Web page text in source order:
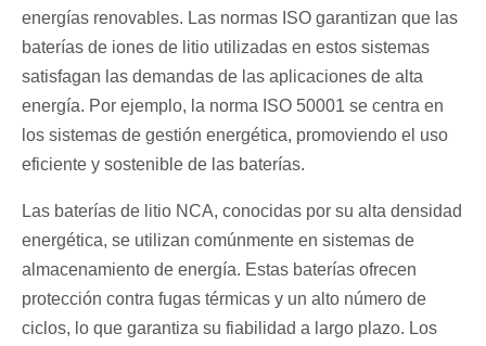
energías renovables. Las normas ISO garantizan que las
baterías de iones de litio utilizadas en estos sistemas
satisfagan las demandas de las aplicaciones de alta
energía. Por ejemplo, la norma ISO 50001 se centra en
los sistemas de gestión energética, promoviendo el uso
eficiente y sostenible de las baterías.
Las baterías de litio NCA, conocidas por su alta densidad
energética, se utilizan comúnmente en sistemas de
almacenamiento de energía. Estas baterías ofrecen
protección contra fugas térmicas y un alto número de
ciclos, lo que garantiza su fiabilidad a largo plazo. Los